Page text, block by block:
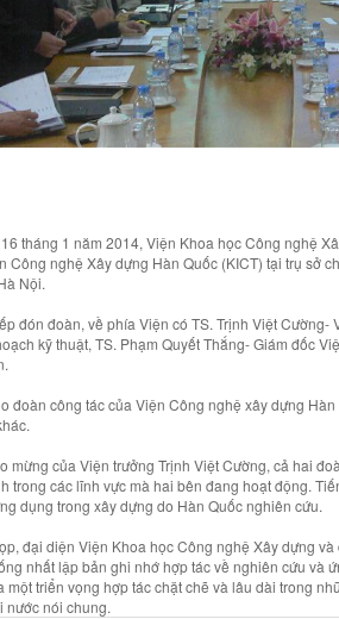
tháng 1 năm 2014, Viện Khoa học Công nghệ
Công nghệ Xây dựng Hàn Quốc (KICT) tại trụ sở
Nội.
đón đoàn, về phía Viện có TS. Trịnh Việt Cường-
kỹ thuật, TS. Phạm Quyết Thắng- Giám đốc
đoàn công tác của Viện Công nghệ xây dựng
mừng của Viện trưởng Trịnh Việt Cường, cả hai
trong các lĩnh vực mà hai bên đang hoạt động.
dụng trong xây dựng do Hàn Quốc nghiên cứu.
đại diện Viện Khoa học Công nghệ Xây dựng
nhất lập bản ghi nhớ hợp tác về nghiên cứu và
một triển vọng hợp tác chặt chẽ và lâu dài trong
nước nói chung.